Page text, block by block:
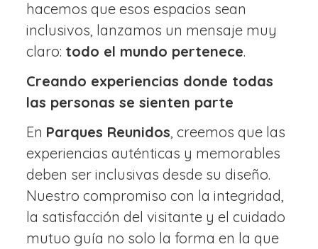
hacemos que esos espacios sean
inclusivos, lanzamos un mensaje muy
claro: todo el mundo pertenece.
Creando experiencias donde todas
las personas se sienten parte
En Parques Reunidos , creemos que las
experiencias auténticas y memorables
deben ser inclusivas desde su diseño.
Nuestro compromiso con la integridad,
la satisfacción del visitante y el cuidado
mutuo guía no solo la forma en la que